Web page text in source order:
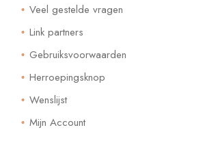
Veel gestelde vragen
Link partners
Gebruiksvoorwaarden
Herroepingsknop
Wenslijst
Mijn Account